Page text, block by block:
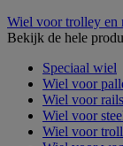
Wiel voor trolley en
Bekijk de hele
Speciaal wiel
Wiel voor
Wiel voor rails
Wiel voor
Wiel voor